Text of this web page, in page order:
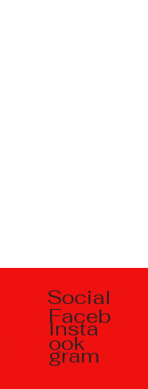
Social
Faceb
ook
Insta
gram